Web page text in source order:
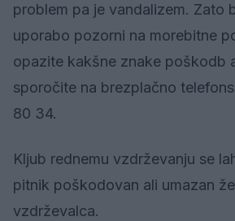
problem pa je vandalizem. Zato
uporabo pozorni na morebitne
opazite kakšne znake poškodb
sporočite na brezplačno
80 34.
Kljub rednemu vzdrževanju se
pitnik poškodovan ali umazan
vzdrževalca.